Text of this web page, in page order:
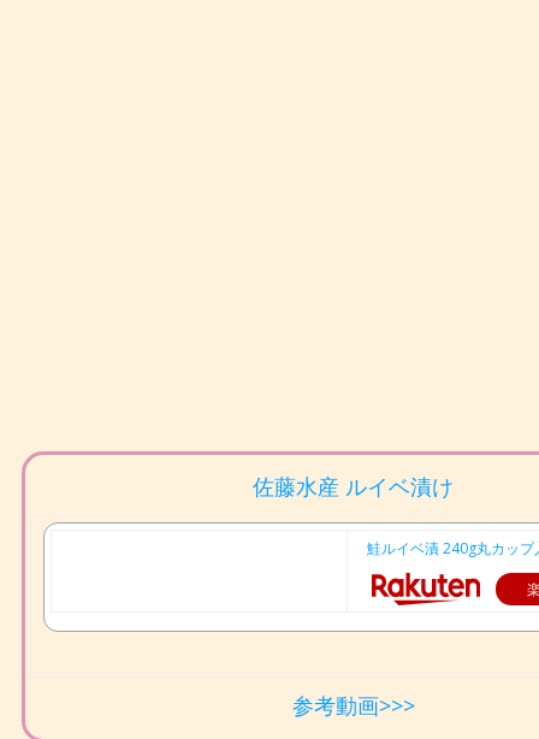
佐藤水産 ルイベ漬け
鮭ルイベ漬 240g丸カップ
参考動画>>>